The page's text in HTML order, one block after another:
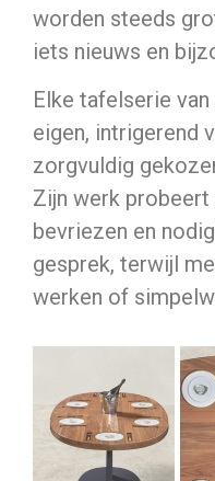
worden steeds
iets nieuws en
Elke tafelserie
eigen, intrigerend
zorgvuldig
Zijn werk
bevriezen en
gesprek, terwijl
werken of